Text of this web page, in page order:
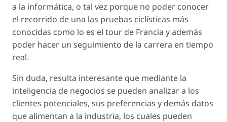
a la informática, o tal vez porque no poder conocer
el recorrido de una las pruebas ciclísticas más
conocidas como lo es el tour de Francia y además
poder hacer un seguimiento de la carrera en tiempo
real.
Sin duda, resulta interesante que mediante la
inteligencia de negocios se pueden analizar a los
clientes potenciales, sus preferencias y demás datos
que alimentan a la industria, los cuales pueden